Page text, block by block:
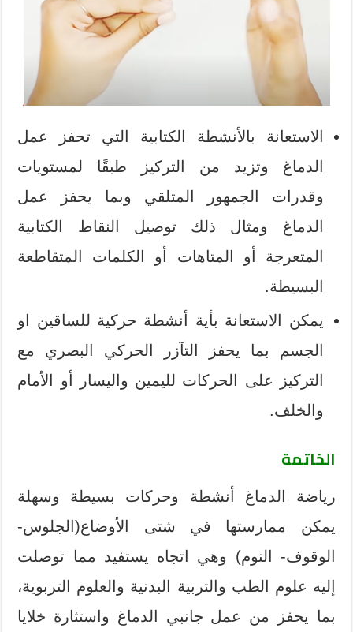
الاستعانة بالأنشطة الكتابية التي تحفز عمل
الدماغ وتزيد من التركيز طبقًا لمستويات
وقدرات الجمهور المتلقي وبما يحفز عمل
الدماغ ومثال ذلك توصيل النقاط الكتابية
المتعرجة أو المتاهات أو الكلمات المتقاطعة
البسيطة.
يمكن الاستعانة بأية أنشطة حركية للساقين او
الجسم بما يحفز التآزر الحركي البصري مع
التركيز على الحركات لليمين واليسار أو الأمام
والخلف.
الخاتمة
رياضة الدماغ أنشطة وحركات بسيطة وسهلة
يمكن ممارستها في شتى الأوضاع(الجلوس-
الوقوف- النوم) وهي اتجاه يستفيد مما توصلت
إليه علوم الطب والتربية البدنية والعلوم التربوية،
بما يحفز من عمل جانبي الدماغ واستثارة خلايا